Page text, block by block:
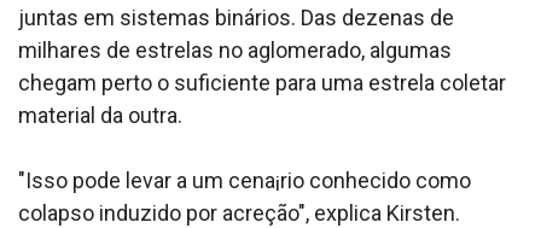
juntas em sistemas binários. Das dezenas de
milhares de estrelas no aglomerado, algumas
chegam perto o suficiente para uma estrela coletar
material da outra.
"Isso pode levar a um cena¡rio conhecido como
colapso induzido por acreção", explica Kirsten.